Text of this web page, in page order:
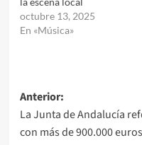
octubre 13, 2025
En «Música»
Navegación
de
Anterior:
La Junta de Andalucía
con más de 900.000